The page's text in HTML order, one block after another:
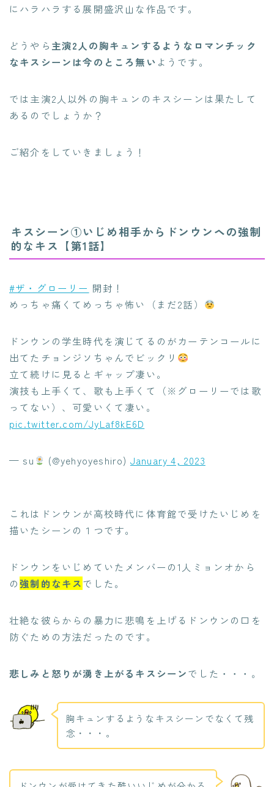
にハラハラする展開盛沢山な作品です。
どうやら 主演2人の胸キュンするようなロマンチック
なキスシーンは今のところ無い ようです。
では主演2人以外の胸キュンのキスシーンは果たして
あるのでしょうか？
ご紹介をしていきましょう！
キスシーン①いじめ相手からドンウンヘの強制
的なキス【第1話】
#ザ・グローリー 開封！
めっちゃ痛くてめっちゃ怖い（まだ2話）
ドンウンの学生時代を演じてるのがカーテンコールに
出てたチョンジソちゃんでビックリ
立て続けに見るとギャップ凄い。
演技も上手くて、歌も上手くて（※グローリーでは歌
ってない）、可愛いくて凄い。
pic.twitter.com/JyLaf8kE6D
— su (@yehyoyeshiro) January 4, 2023
これはドンウンが高校時代に体育館で受けたいじめを
描いたシーンの１つです。
ドンウンをいじめていたメンバーの1人ミョンオから
の強制的なキスでした。
壮絶な彼らからの暴力に悲鳴を上げるドンウンの口を
防ぐための方法だったのです。
悲しみと怒りが湧き上がるキスシーンでした・・・。
胸キュンするようなキスシーンでなくて残
念・・・。